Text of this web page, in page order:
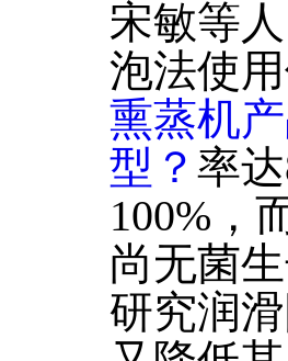
宋敏等
泡法使
熏蒸机
型？率
100%，
尚无菌生
研究润